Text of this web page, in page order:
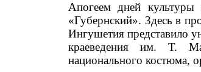
Апогеем дней культуры
«Губернский». Здесь в
Ингушетия представило
краеведения им. Т.
национального костюма,